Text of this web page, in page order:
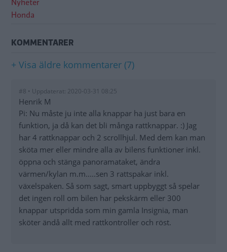
Nyheter
Honda
KOMMENTARER
+ Visa äldre kommentarer (7)
#8 • Uppdaterat: 2020-03-31 08:25
Henrik M
Pi: Nu måste ju inte alla knappar ha just bara en
funktion, ja då kan det bli många rattknappar. :) Jag
har 4 rattknappar och 2 scrollhjul. Med dem kan man
sköta mer eller mindre alla av bilens funktioner inkl.
öppna och stänga panoramataket, ändra
värmen/kylan m.m.....sen 3 rattspakar inkl.
växelspaken. Så som sagt, smart uppbyggt så spelar
det ingen roll om bilen har pekskärm eller 300
knappar utspridda som min gamla Insignia, man
sköter ändå allt med rattkontroller och röst.